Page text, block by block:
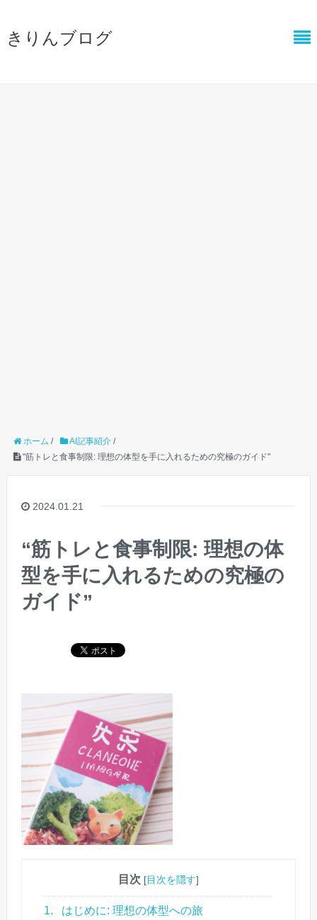
きりんブログ
ホーム / AI記事紹介/
"筋トレと食事制限: 理想の体型を手に入れるための究極のガイド"
2024.01.21
“筋トレと食事制限: 理想の体
型を手に入れるための究極の
ガイド”
目次 [目次を隠す]
1. はじめに: 理想の体型への旅